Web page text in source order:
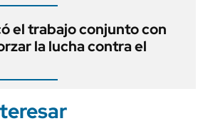
el trabajo conjunto con
la lucha contra el